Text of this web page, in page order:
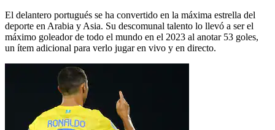
El delantero portugués se ha convertido en la máxima estrella del
deporte en Arabia y Asia. Su descomunal talento lo llevó a ser el
máximo goleador de todo el mundo en el 2023 al anotar 53 goles,
un ítem adicional para verlo jugar en vivo y en directo.